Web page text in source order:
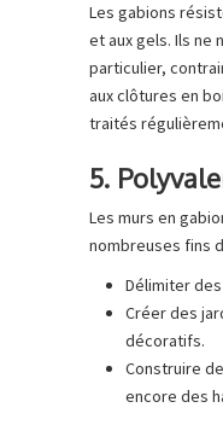
Les gabions
et aux gels. Ils ne
particulier,
aux clôtures en
traités
5.
Les murs en
nombreuses fins
Délimiter
Créer des
décoratifs.
Construire
encore des